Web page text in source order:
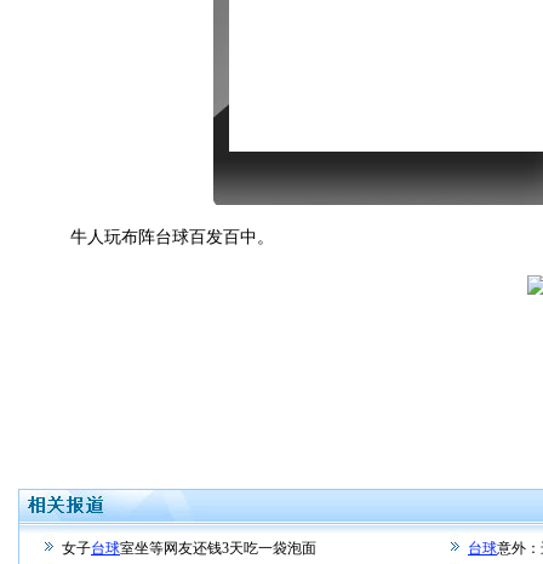
牛人玩布阵台球百发百中。
女子台球室坐等网友还钱3天吃一袋泡面 台球意外